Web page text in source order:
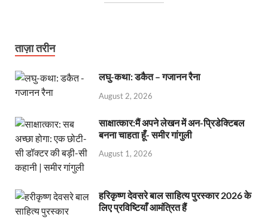
ताज़ा तरीन
लघु-कथा: डकैत – गजानन रैना
August 2, 2026
साक्षात्कार:मैं अपने लेखन में अन-प्रिडेक्टिबल
बनना चाहता हूँ- समीर गांगुली
August 1, 2026
हरिकृष्ण देवसरे बाल साहित्य पुरस्कार 2026 के
लिए प्रविष्टियाँ आमंत्रित हैं